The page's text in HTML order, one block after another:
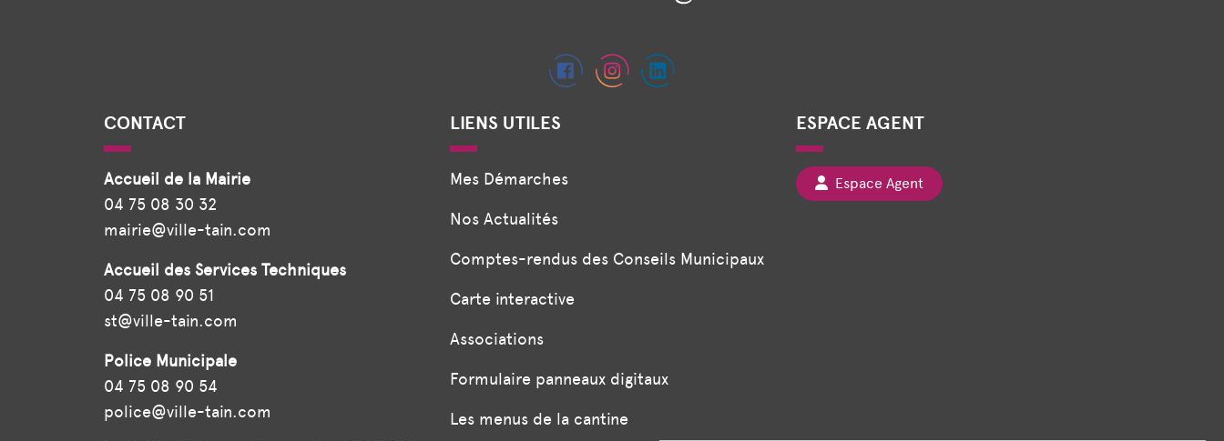
CONTACT
Accueil de la Mairie
04 75 08 30 32
mairie@ville-tain.com
Accueil des Services Techniques
04 75 08 90 51
st@ville-tain.com
Police Municipale
04 75 08 90 54
police@ville-tain.com
LIENS UTILES
Mes Démarches
Nos Actualités
Comptes-rendus des Conseils Municipaux
Carte interactive
Associations
Formulaire panneaux digitaux
Les menus de la cantine
ESPACE AGENT
Espace Agent